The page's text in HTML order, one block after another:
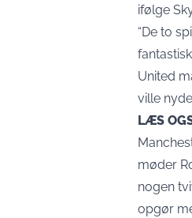
ifølge
“De to
United
ville
LÆS
møder
nogen
opgør